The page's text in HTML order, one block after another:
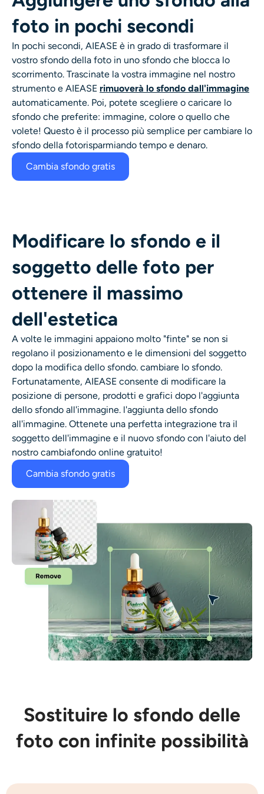
foto in pochi secondi
In pochi secondi, AIEASE è in grado di trasformare il
vostro sfondo della foto in uno sfondo che blocca lo
scorrimento. Trascinate la vostra immagine nel nostro
strumento e AIEASE rimuoverà lo sfondo dall'immagine
automaticamente. Poi, potete scegliere o caricare lo
sfondo che preferite: immagine, colore o quello che
volete! Questo è il processo più semplice percambiare lo
sfondo della fotorisparmiando tempo e denaro.
Cambia sfondo gratis
Modificare lo sfondo e il
soggetto delle foto per
ottenere il massimo
dell'estetica
A volte le immagini appaiono molto "finte" se non si
regolano il posizionamento e le dimensioni del soggetto
dopo la modifica dello sfondo. cambiare lo sfondo.
Fortunatamente, AIEASE consente di modificare la
posizione di persone, prodotti e grafici dopo l'aggiunta
dello sfondo all'immagine. l'aggiunta dello sfondo
all'immagine. Ottenete una perfetta integrazione tra il
soggetto dell'immagine e il nuovo sfondo con l'aiuto del
nostro cambiafondo online gratuito!
Cambia sfondo gratis
Sostituire lo sfondo delle
foto con infinite possibilità